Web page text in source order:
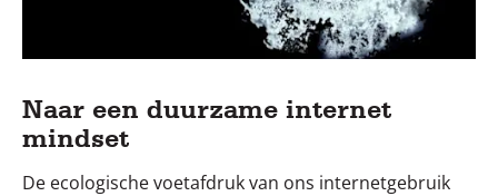
Naar een duurzame internet
mindset
De ecologische voetafdruk van ons internetgebruik